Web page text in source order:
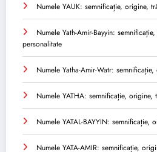
Numele YAUK: semnificație, origine,
Numele Yath-Amir-Bayyin:
personalitate
Numele Yatha-Amir-Watr:
Numele YATHA: semnificație, origine,
Numele YATAL-BAYYIN:
Numele YATA-AMIR: semnificație,